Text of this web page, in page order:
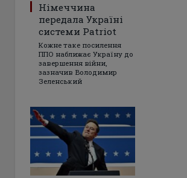
Німеччина
передала Україні
системи Patriot
Кожне таке посилення
ППО наближає Україну до
завершення війни,
зазначив Володимир
Зеленський